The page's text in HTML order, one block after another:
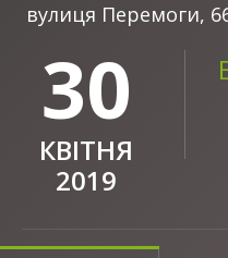
вулиця Перемоги,
30
КВІТНЯ
2019